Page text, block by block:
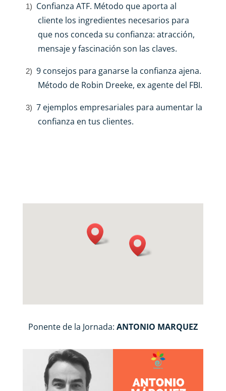
1) Confianza ATF. Método que aporta al
cliente los ingredientes necesarios para
que nos conceda su confianza: atracción,
mensaje y fascinación son las claves.
2) 9 consejos para ganarse la confianza ajena.
Método de Robin Dreeke, ex agente del FBI.
3) 7 ejemplos empresariales para aumentar la
confianza en tus clientes.
Ponente de la Jornada: ANTONIO MARQUEZ